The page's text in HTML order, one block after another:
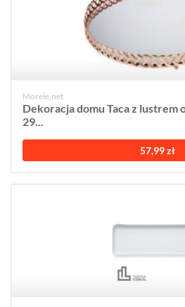
Morele.net
Dekoracja domu Taca z lustrem
29...
57,99 zł